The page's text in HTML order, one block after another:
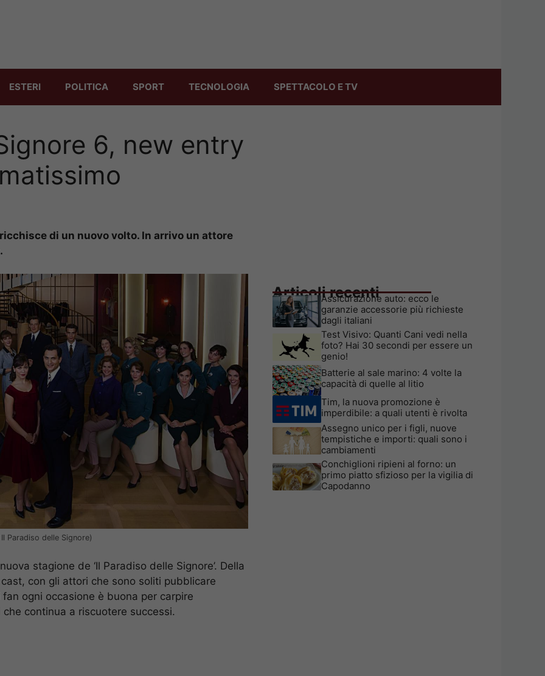
ESTERI POLITICA SPORT TECNOLOGIA SPETTACOLO E TV
6, new entry
di un nuovo volto. In arrivo un attore
Paradiso delle Signore)
stagione de ‘Il Paradiso delle Signore’. Della
con gli attori che sono soliti pubblicare
ogni occasione è buona per carpire
continua a riscuotere successi.
Articoli recenti
Assicurazione auto: ecco le
garanzie accessorie più richieste
dagli italiani
Test Visivo: Quanti Cani vedi nella
foto? Hai 30 secondi per essere un
genio!
Batterie al sale marino: 4 volte la
capacità di quelle al litio
Tim, la nuova promozione è
imperdibile: a quali utenti è rivolta
Assegno unico per i figli, nuove
tempistiche e importi: quali sono i
cambiamenti
Conchiglioni ripieni al forno: un
primo piatto sfizioso per la vigilia di
Capodanno